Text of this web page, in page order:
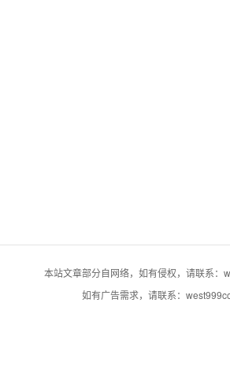
本站文章部分自网络，如有侵权，请联系：
如有广告需求，请联系：